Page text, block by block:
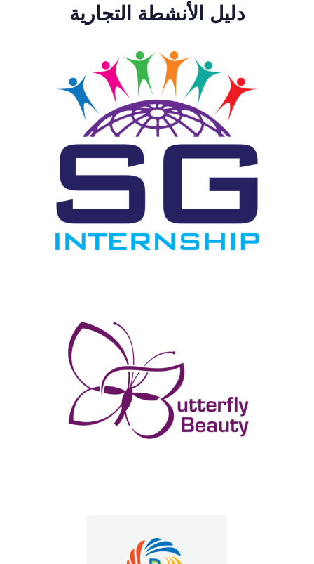
دليل الأنشطة التجارية